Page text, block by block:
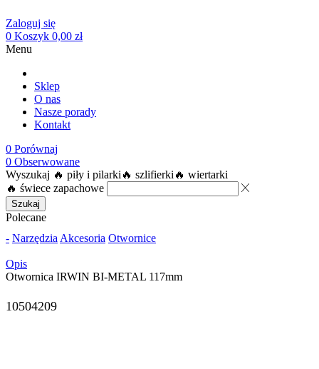
Zaloguj się
0 Koszyk 0,00 zł
Menu
Sklep
O nas
Nasze porady
Kontakt
0 Porównaj
0 Obserwowane
Wyszukaj 🔥 piły i pilarki 🔥 szlifierki 🔥 wiertarki
🔥 świece zapachowe
Szukaj
Polecane
- Narzędzia Akcesoria Otwornice
Opis
Otwornica IRWIN BI-METAL 117mm
10504209